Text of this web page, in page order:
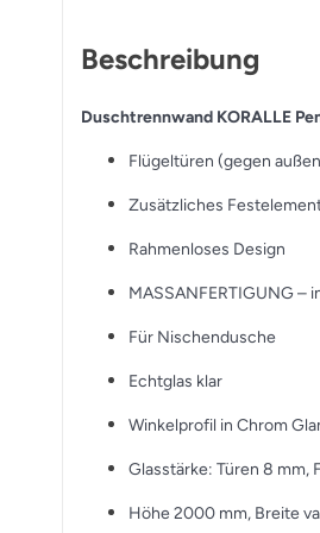
Beschreibung
Duschtrennwand KORALLE
Flügeltüren (gegen
Zusätzliches
Rahmenloses Design
MASSANFERTIGUNG –
Für Nischendusche
Echtglas klar
Winkelprofil in Chrom
Glasstärke: Türen 8 mm,
Höhe 2000 mm, Breite